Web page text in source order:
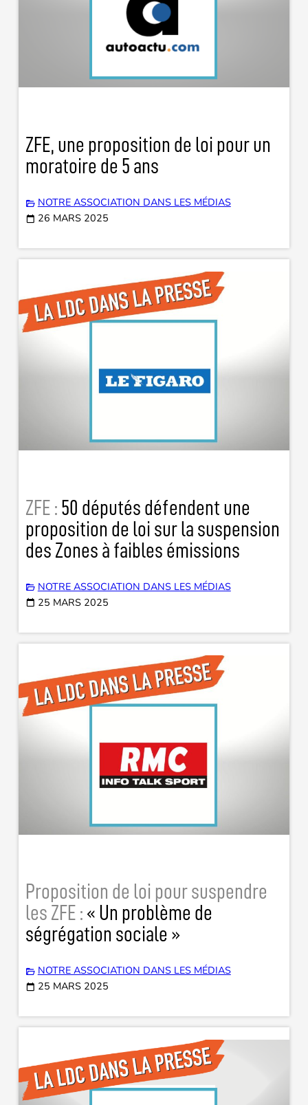
ZFE, une proposition de loi pour un
moratoire de 5 ans
NOTRE ASSOCIATION DANS LES MÉDIAS
26 MARS 2025
ZFE : 50 députés défendent une
proposition de loi sur la suspension
des Zones à faibles émissions
NOTRE ASSOCIATION DANS LES MÉDIAS
25 MARS 2025
Proposition de loi pour suspendre
les ZFE :« Un problème de
ségrégation sociale »
NOTRE ASSOCIATION DANS LES MÉDIAS
25 MARS 2025